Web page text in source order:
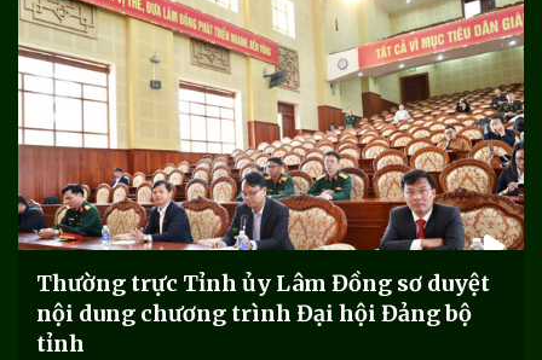
Thường trực Tỉnh ủy Lâm Đồng sơ duyệt
nội dung chương trình Đại hội Đảng bộ
tỉnh